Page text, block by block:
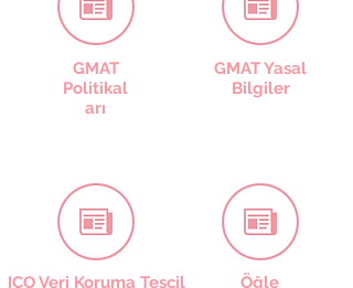
GMAT
Politikal
arı
GMAT Yasal
Bilgiler
ICO Veri Koruma Tescil Öğle